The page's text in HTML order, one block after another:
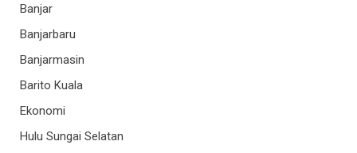
Banjar
Banjarbaru
Banjarmasin
Barito Kuala
Ekonomi
Hulu Sungai Selatan